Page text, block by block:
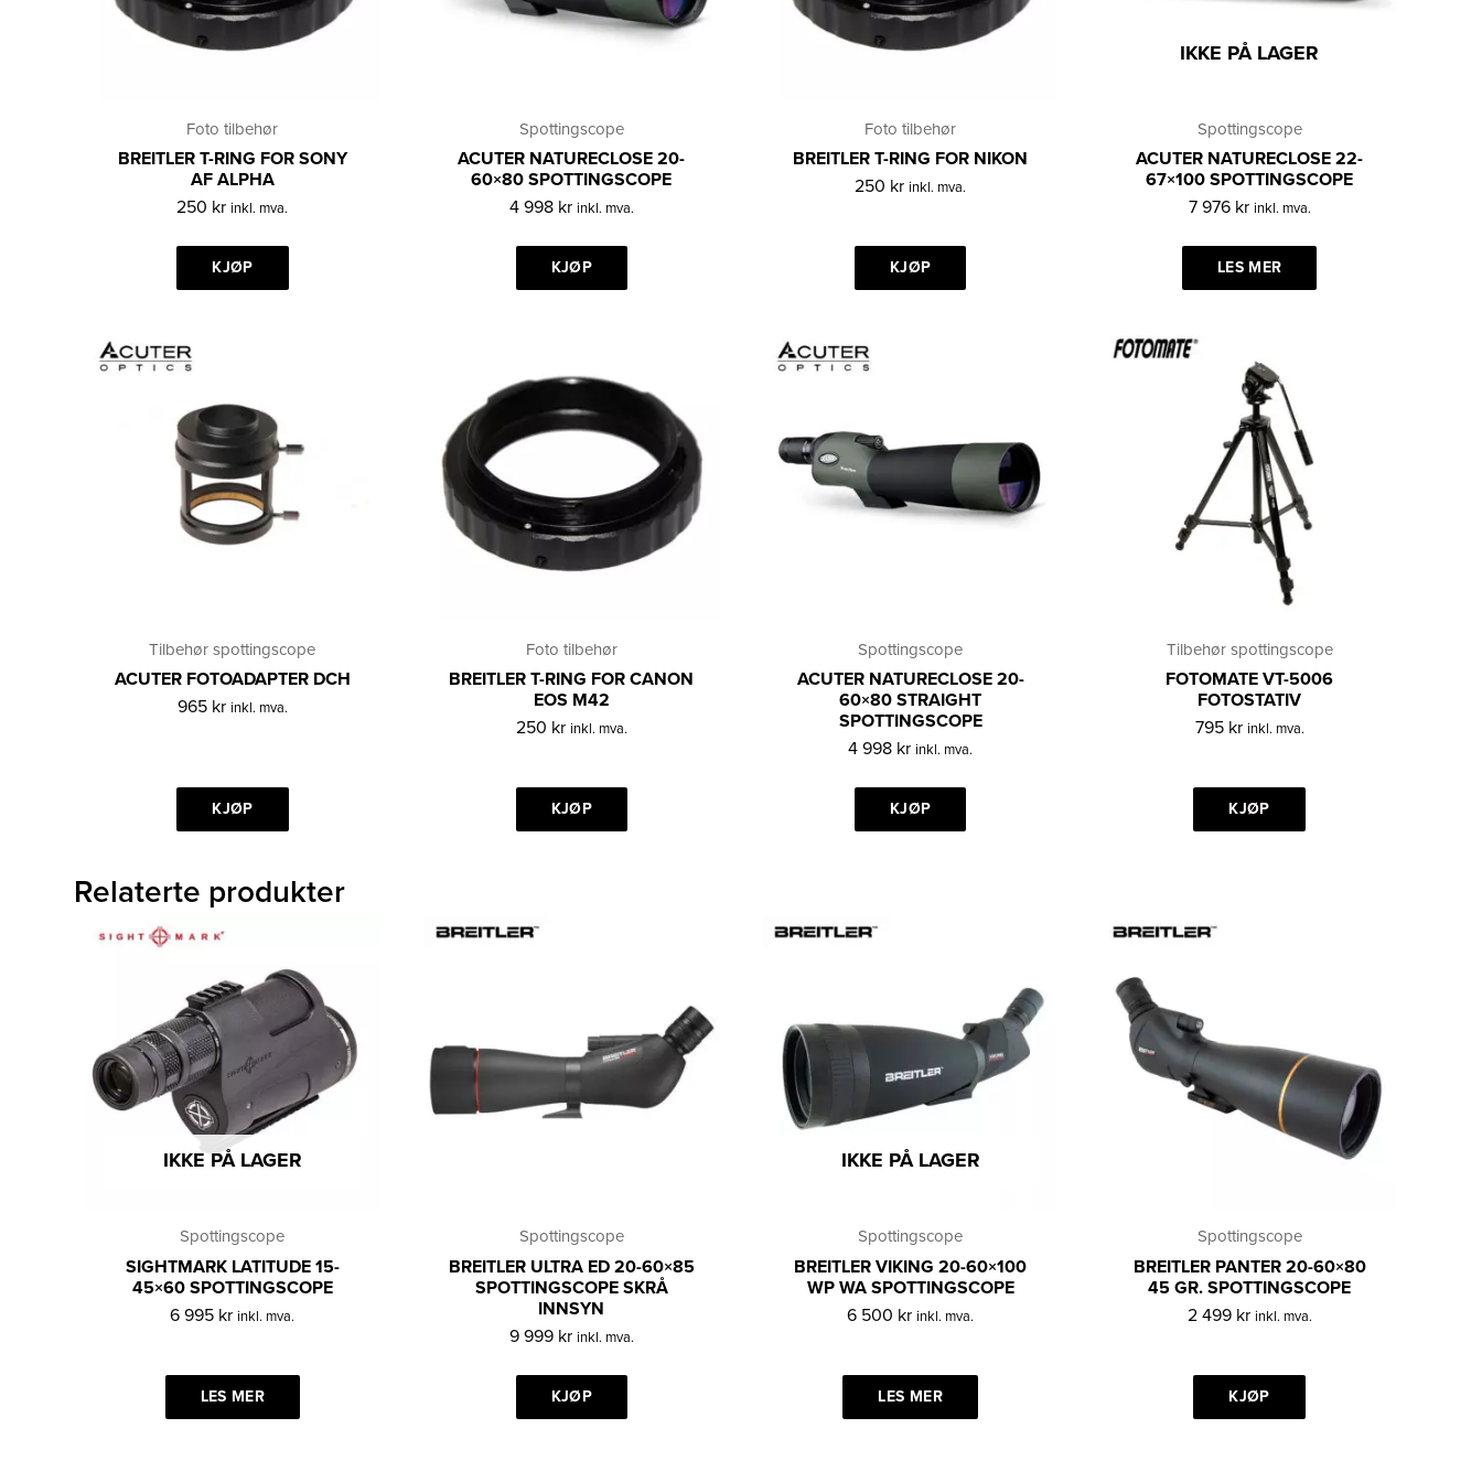
Foto tilbehør
BREITLER T-RING FOR SONY
AF ALPHA
250 kr inkl. mva.
KJØP
Spottingscope
ACUTER NATURECLOSE 20-
60×80 SPOTTINGSCOPE
4 998 kr inkl. mva.
KJØP
Foto tilbehør
BREITLER T-RING FOR NIKON
250 kr inkl. mva.
KJØP
IKKE PÅ LAGER
Spottingscope
ACUTER NATURECLOSE 22-
67×100 SPOTTINGSCOPE
7 976 kr inkl. mva.
LES MER
Tilbehør spottingscope
ACUTER FOTOADAPTER DCH
965 kr inkl. mva.
KJØP
Foto tilbehør
BREITLER T-RING FOR CANON
EOS M42
250 kr inkl. mva.
KJØP
Spottingscope
ACUTER NATURECLOSE 20-
60×80 STRAIGHT
SPOTTINGSCOPE
4 998 kr inkl. mva.
KJØP
Tilbehør spottingscope
FOTOMATE VT-5006
FOTOSTATIV
795 kr inkl. mva.
KJØP
Relaterte produkter
IKKE PÅ LAGER
Spottingscope
SIGHTMARK LATITUDE 15-
45×60 SPOTTINGSCOPE
6 995 kr inkl. mva.
LES MER
Spottingscope
BREITLER ULTRA ED 20-60×85
SPOTTINGSCOPE SKRÅ
INNSYN
9 999 kr inkl. mva.
KJØP
IKKE PÅ LAGER
Spottingscope
BREITLER VIKING 20-60×100
WP WA SPOTTINGSCOPE
6 500 kr inkl. mva.
LES MER
Spottingscope
BREITLER PANTER 20-60×80
45 GR. SPOTTINGSCOPE
2 499 kr inkl. mva.
KJØP